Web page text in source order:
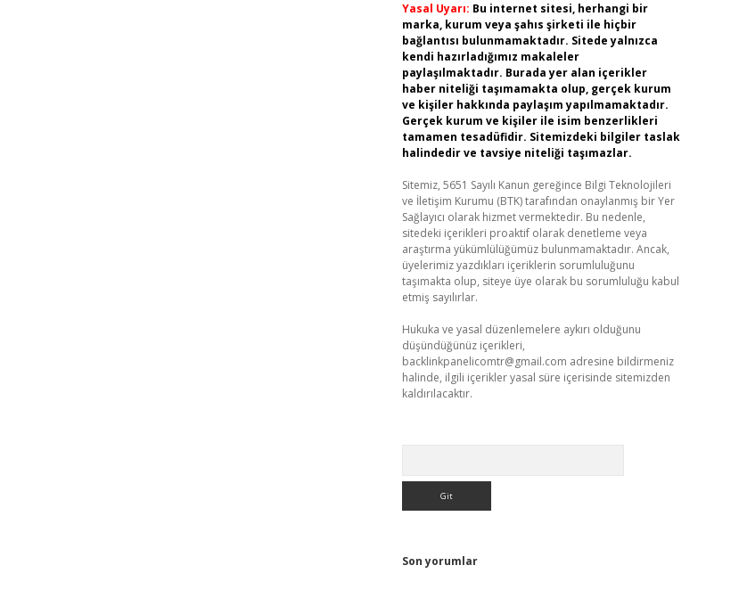
Yasal Uyarı: Bu internet sitesi, herhangi bir
marka, kurum veya şahıs şirketi ile hiçbir
bağlantısı bulunmamaktadır. Sitede yalnızca
kendi hazırladığımız makaleler
paylaşılmaktadır. Burada yer alan içerikler
haber niteliği taşımamakta olup, gerçek kurum
ve kişiler hakkında paylaşım yapılmamaktadır.
Gerçek kurum ve kişiler ile isim benzerlikleri
tamamen tesadüfidir. Sitemizdeki bilgiler taslak
halindedir ve tavsiye niteliği taşımazlar.
Sitemiz, 5651 Sayılı Kanun gereğince Bilgi Teknolojileri
ve İletişim Kurumu (BTK) tarafından onaylanmış bir Yer
Sağlayıcı olarak hizmet vermektedir. Bu nedenle,
sitedeki içerikleri proaktif olarak denetleme veya
araştırma yükümlülüğümüz bulunmamaktadır. Ancak,
üyelerimiz yazdıkları içeriklerin sorumluluğunu
taşımakta olup, siteye üye olarak bu sorumluluğu kabul
etmiş sayılırlar.
Hukuka ve yasal düzenlemelere aykırı olduğunu
düşündüğünüz içerikleri,
backlinkpanelicomtr@gmail.com adresine bildirmeniz
halinde, ilgili içerikler yasal süre içerisinde sitemizden
kaldırılacaktır.
Son yorumlar